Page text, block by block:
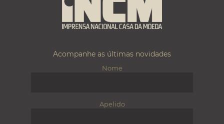
Acompanhe as últimas novidades
Nome
Apelido